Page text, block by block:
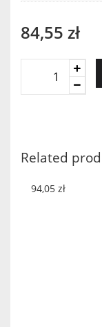
84,55 zł
Sauvignon
Related
94,05 zł